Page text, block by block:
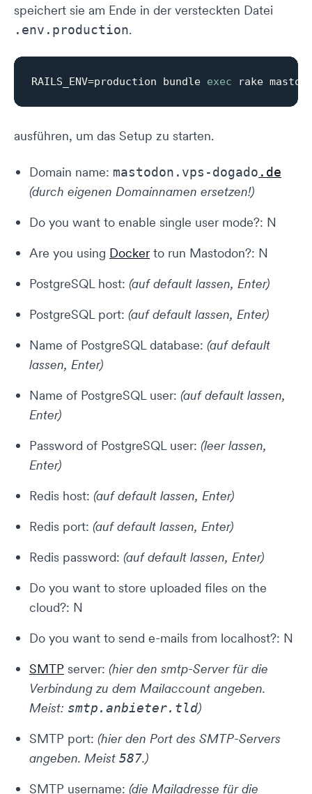
speichert sie am Ende in der versteckten Datei
.env.production.
RAILS_ENV=production bundle exec
ausführen, um das Setup zu starten.
Domain name: mastodon.vps-dogado .de
(durch eigenen Domainnamen ersetzen!)
Do you want to enable single user mode?: N
Are you using Docker to run Mastodon?: N
PostgreSQL host: (auf default lassen, Enter)
PostgreSQL port: (auf default lassen, Enter)
Name of PostgreSQL database: (auf default
lassen, Enter)
Name of PostgreSQL user: (auf default lassen,
Enter)
Password of PostgreSQL user: (leer lassen,
Enter)
Redis host: (auf default lassen, Enter)
Redis port: (auf default lassen, Enter)
Redis password: (auf default lassen, Enter)
Do you want to store uploaded files on the
cloud?: N
Do you want to send e-mails from localhost?: N
SMTP server: (hier den smtp-Server für die
Verbindung zu dem Mailaccount angeben.
Meist: smtp.anbieter.tld)
SMTP port: (hier den Port des SMTP-Servers
angeben. Meist 587.)
SMTP username: (die Mailadresse für die